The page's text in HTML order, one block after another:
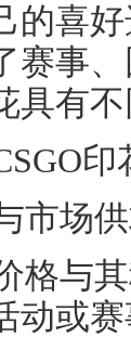
的喜
赛事
具有
市场
格与
动或